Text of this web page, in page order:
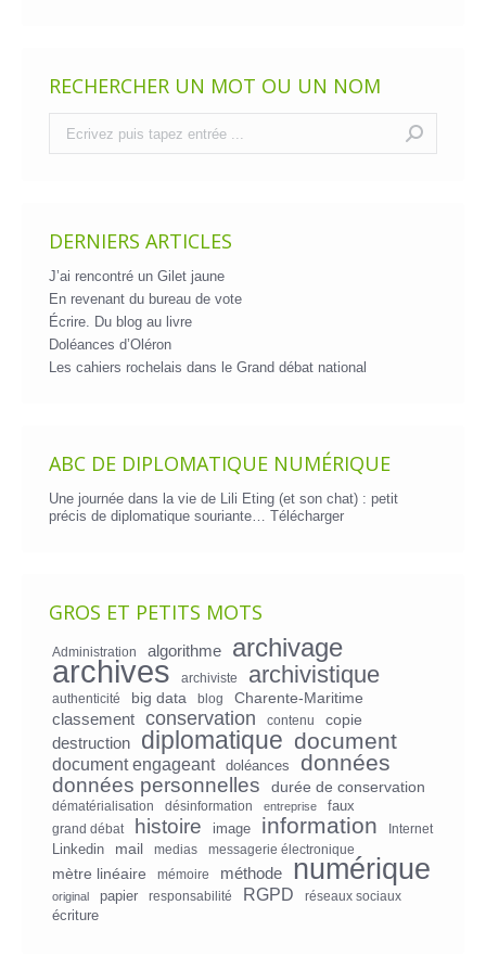
RECHERCHER UN MOT OU UN NOM
DERNIERS ARTICLES
J’ai rencontré un Gilet jaune
En revenant du bureau de vote
Écrire. Du blog au livre
Doléances d’Oléron
Les cahiers rochelais dans le Grand débat national
ABC DE DIPLOMATIQUE NUMÉRIQUE
Une journée dans la vie de Lili Eting (et son chat) : petit
précis de diplomatique souriante… Télécharger
GROS ET PETITS MOTS
Administration algorithme archivage
archives archiviste archivistique
authenticité big data blog
Charente-Maritime
classement
conservation contenu
copie
destruction
diplomatique document
document engageant doléances données
données personnelles durée de conservation
dématérialisation désinformation entreprise faux
grand débat histoire image information Internet
Linkedin mail medias messagerie électronique
mètre linéaire mémoire méthode numérique
original papier responsabilité RGPD réseaux sociaux
écriture